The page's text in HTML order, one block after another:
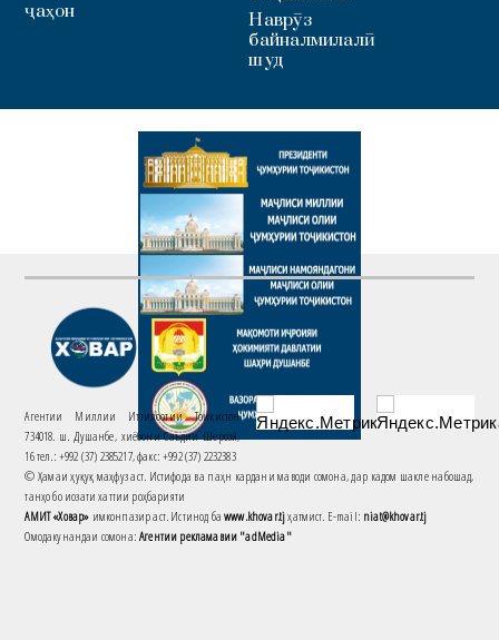
ҷаҳон
Наврӯз
байналмилалӣ
шуд
Агентии Миллии Иттилоотии Тоҷикистон
734018. ш. Душанбе, хиёбони Саъдии Шерозӣ,
16 тел.: +992 (37) 2385217, факс: +992 (37) 2232383
© Ҳамаи ҳуқуқ маҳфуз аст. Истифода ва паҳн кардани маводи сомона, дар кадом шакле набошад,
танҳо бо иҷозати хаттии роҳбарияти
АМИТ «Ховар» имконпазир аст. Истинод баwww.khovar.tjҳатмист. E-mail: niat@khovar.tj
Омодакунандаи сомона:Агентии рекламавии "adMedia"